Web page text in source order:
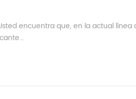
encuentra que, en la actual línea